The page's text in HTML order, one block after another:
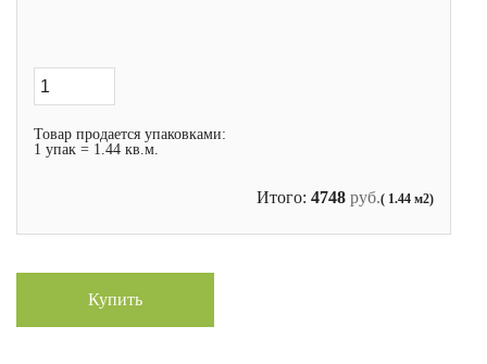
Товар продается упаковками:
1 упак = 1.44 кв.м.
Итого: 4748 руб.( 1.44 м2)
Купить